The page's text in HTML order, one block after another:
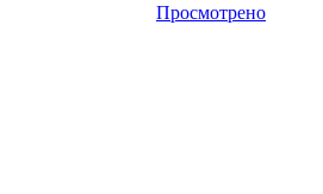
Просмотрено